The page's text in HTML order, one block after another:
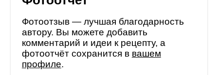
Фотоотзыв — лучшая благодарность
автору. Вы можете добавить
комментарий и идеи к рецепту, а
фотоотчёт сохранится в вашем
профиле.